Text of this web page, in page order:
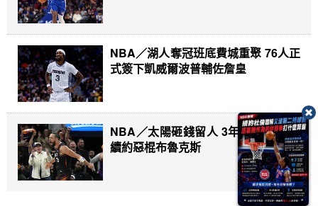
NBA／湖人奪冠班底費城重聚 76人正
式簽下凱威爾波普輔佐詹皇
NBA／太陽砸錢留人 3年7300萬美元
續約惡棍布魯克斯